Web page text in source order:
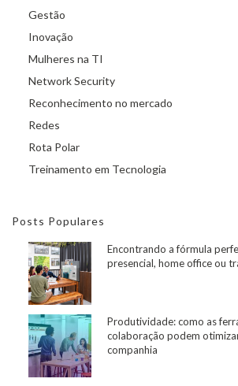
Gestão
Inovação
Mulheres na TI
Network Security
Reconhecimento no mercado
Redes
Rota Polar
Treinamento em Tecnologia
Posts Populares
Encontrando a fórmula
presencial, home office ou
Produtividade: como as
colaboração podem
companhia